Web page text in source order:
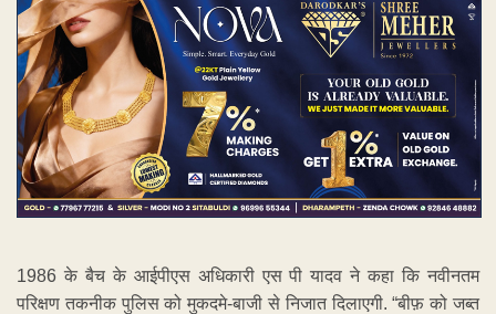
1986 के बैच के आईपीएस अधिकारी एस पी यादव ने कहा कि नवीनतम
परिक्षण तकनीक पुलिस को मुकदमे-बाजी से निजात दिलाएगी. “बीफ़ को जब्त